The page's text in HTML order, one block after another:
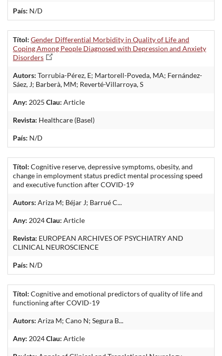
País: N/D
Títol: Gender Differential Morbidity in Quality of Life and
Coping Among People Diagnosed with Depression and Anxiety
Disorders
Autors: Torrubia-Pérez, E; Martorell-Poveda, MA; Fernández-
Sáez, J; Barberà, MM; Reverté-Villarroya, S
Any: 2025 Clau: Article
Revista: Healthcare (Basel)
País: N/D
Títol: Cognitive reserve, depressive symptoms, obesity, and
change in employment status predict mental processing speed
and executive function after COVID-19
Autors: Ariza M; Béjar J; Barrué C...
Any: 2024Clau: Article
Revista: EUROPEAN ARCHIVES OF PSYCHIATRY AND
CLINICAL NEUROSCIENCE
País: N/D
Títol: Cognitive and emotional predictors of quality of life and
functioning after COVID-19
Autors: Ariza M; Cano N; Segura B...
Any: 2024Clau: Article